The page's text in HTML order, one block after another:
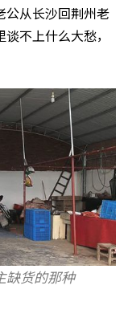
公从长沙回荆州老
不上什么大愁，
缺货的那种